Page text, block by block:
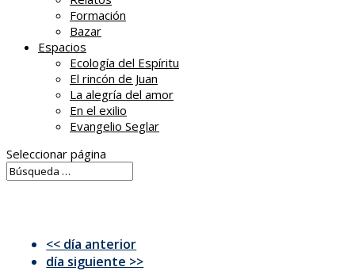
Formación
Bazar
Espacios
Ecología del Espíritu
El rincón de Juan
La alegría del amor
En el exilio
Evangelio Seglar
Seleccionar página
<< día anterior
día siguiente >>